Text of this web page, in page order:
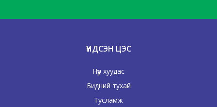
ҮНДСЭН ЦЭС
Нүүр хуудас
Бидний тухай
Тусламж